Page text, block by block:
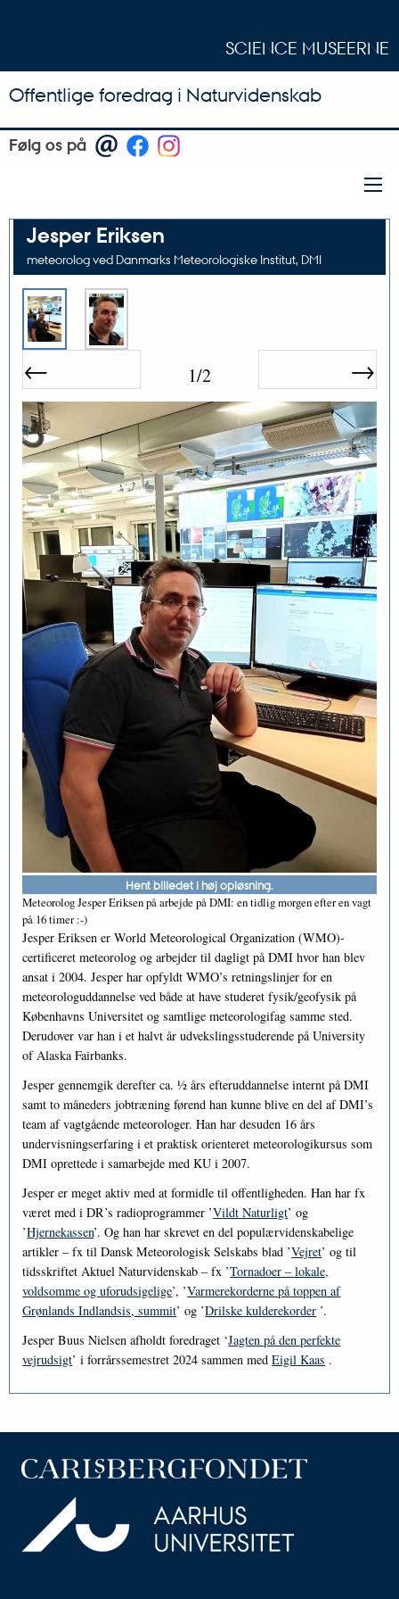
SCIENCE MUSEERNE
Offentlige foredrag i Naturvidenskab
Følg os på
Jesper Eriksen
meteorolog ved Danmarks Meteorologiske Institut, DMI
← 1/2 →
Hent billedet i høj opløsning.
Meteorolog Jesper Eriksen på arbejde på DMI: en tidlig morgen efter en vagt
på 16 timer :-)
Jesper Eriksen er World Meteorological Organization (WMO)-
certificeret meteorolog og arbejder til dagligt på DMI hvor han blev
ansat i 2004. Jesper har opfyldt WMO’s retningslinjer for en
meteorologuddannelse ved både at have studeret fysik/geofysik på
Københavns Universitet og samtlige meteorologifag samme sted.
Derudover var han i et halvt år udvekslingsstuderende på University
of Alaska Fairbanks.
Jesper gennemgik derefter ca. ½ års efteruddannelse internt på DMI
samt to måneders jobtræning førend han kunne blive en del af DMI’s
team af vagtgående meteorologer. Han har desuden 16 års
undervisningserfaring i et praktisk orienteret meteorologikursus som
DMI oprettede i samarbejde med KU i 2007.
Jesper er meget aktiv med at formidle til offentligheden. Han har fx
været med i DR’s radioprogrammer ’Vildt Naturligt’ og
’Hjernekassen’. Og han har skrevet en del populærvidenskabelige
artikler – fx til Dansk Meteorologisk Selskabs blad ’Vejret’ og til
tidsskriftet Aktuel Naturvidenskab – fx ’Tornadoer – lokale,
voldsomme og uforudsigelige’, ’Varmerekorderne på toppen af
Grønlands Indlandsis, summit’ og ’Drilske kulderekorder ’.
Jesper Buus Nielsen afholdt foredraget ‘Jagten på den perfekte
vejrudsigt’ i forrårssemestret 2024 sammen medEigil Kaas .